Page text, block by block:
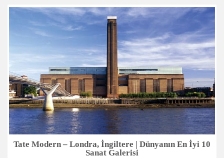
Tate Modern – Londra, İngiltere | Dünyanın En İyi 10
Sanat Galerisi